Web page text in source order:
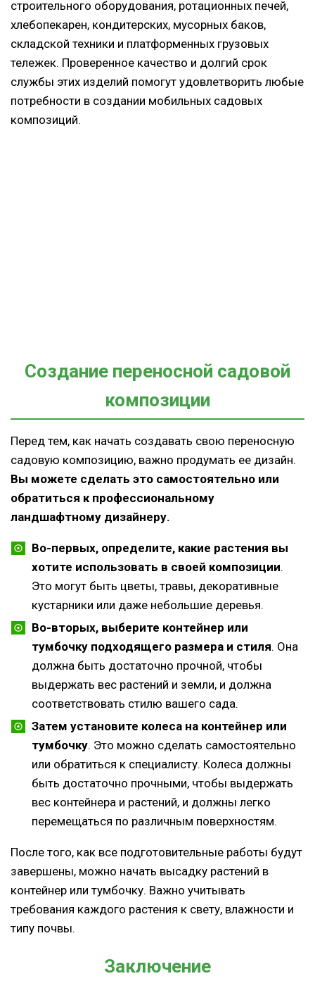
строительного оборудования, ротационных печей,
хлебопекарен, кондитерских, мусорных баков,
складской техники и платформенных грузовых
тележек. Проверенное качество и долгий срок
службы этих изделий помогут удовлетворить любые
потребности в создании мобильных садовых
композиций.
Создание переносной садовой
композиции
Перед тем, как начать создавать свою переносную
садовую композицию, важно продумать ее дизайн.
Вы можете сделать это самостоятельно или
обратиться к профессиональному
ландшафтному дизайнеру.
Во-первых, определите, какие растения вы
хотите использовать в своей композиции.
Это могут быть цветы, травы, декоративные
кустарники или даже небольшие деревья.
Во-вторых, выберите контейнер или
тумбочку подходящего размера и стиля. Она
должна быть достаточно прочной, чтобы
выдержать вес растений и земли, и должна
соответствовать стилю вашего сада.
Затем установите колеса на контейнер или
тумбочку. Это можно сделать самостоятельно
или обратиться к специалисту. Колеса должны
быть достаточно прочными, чтобы выдержать
вес контейнера и растений, и должны легко
перемещаться по различным поверхностям.
После того, как все подготовительные работы будут
завершены, можно начать высадку растений в
контейнер или тумбочку. Важно учитывать
требования каждого растения к свету, влажности и
типу почвы.
Заключение